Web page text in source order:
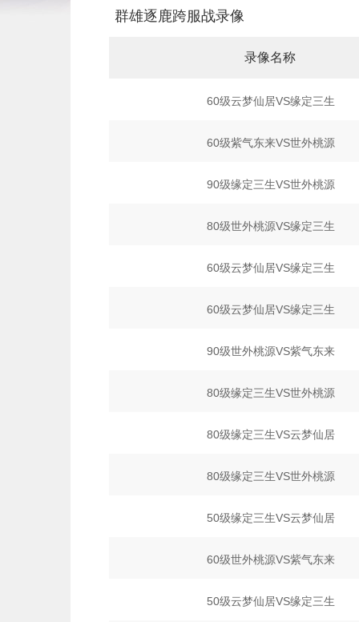
群雄逐鹿跨服战录像
录像名称
60级云梦仙居VS缘定三生
60级紫气东来VS世外桃源
90级缘定三生VS世外桃源
80级世外桃源VS缘定三生
60级云梦仙居VS缘定三生
60级云梦仙居VS缘定三生
90级世外桃源VS紫气东来
80级缘定三生VS世外桃源
80级缘定三生VS云梦仙居
80级缘定三生VS世外桃源
50级缘定三生VS云梦仙居
60级世外桃源VS紫气东来
50级云梦仙居VS缘定三生